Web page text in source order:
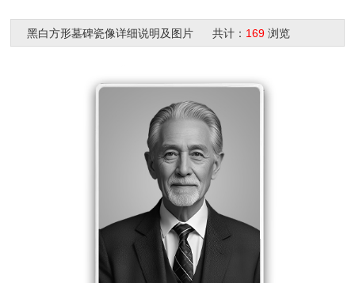
黑白方形墓碑瓷像详细说明及图片 共计： 169 浏览